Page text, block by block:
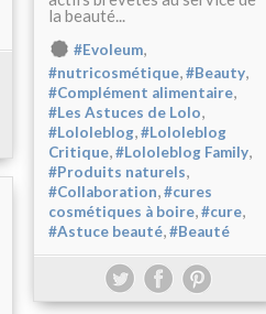
la beauté...
#Evoleum,
#nutricosmétique,#Beauty,
#Complément alimentaire,
#Les Astuces de Lolo,
#Lololeblog,#Lololeblog
Critique,#Lololeblog Family,
#Produits naturels,
#Collaboration,#cures
cosmétiques à boire,#cure,
#Astuce beauté,#Beauté